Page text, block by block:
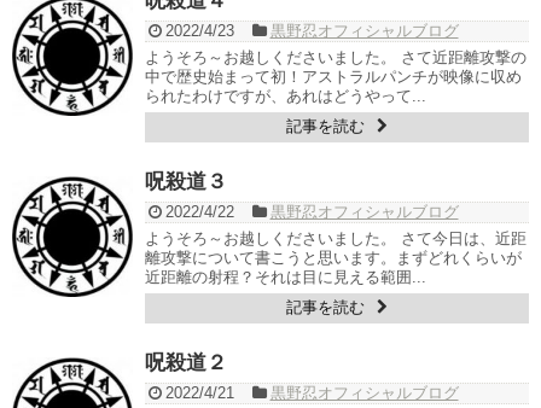
2022/4/23
黒野忍オフィシャルブログ
ようそろ～お越しくださいました。 さて近距離攻撃の
中で歴史始まって初！アストラルパンチが映像に収め
られたわけですが、あれはどうやって...
記事を読む
呪殺道３
2022/4/22
黒野忍オフィシャルブログ
ようそろ～お越しくださいました。 さて今日は、近距
離攻撃について書こうと思います。まずどれくらいが
近距離の射程？それは目に見える範囲...
記事を読む
呪殺道２
2022/4/21
黒野忍オフィシャルブログ